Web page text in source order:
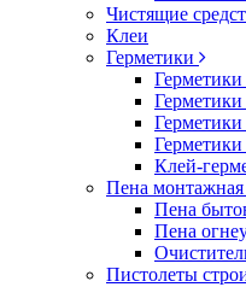
Чистящие
Клеи
Герметики
Клей-
Пена монтажная
Пена
Пена
Пистолеты